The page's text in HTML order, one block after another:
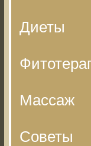
Диеты
Массаж
Советы